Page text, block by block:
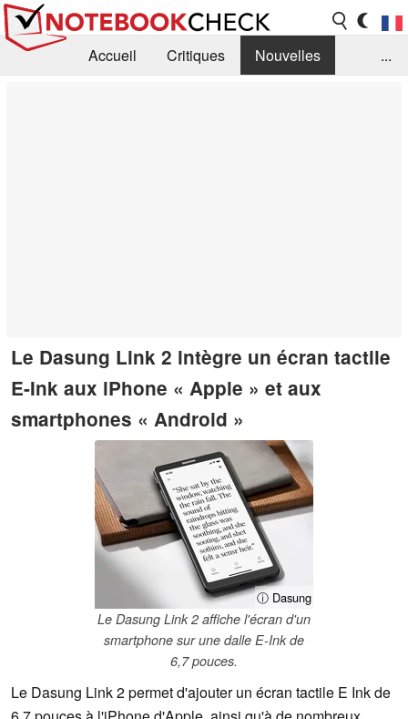
Accueil Critiques
Nouvelles
...
Le Dasung Link 2 intègre un écran tactile
E-Ink aux iPhone « Apple » et aux
smartphones « Android »
ⓘ Dasung
Le Dasung Link 2 affiche l'écran d'un
smartphone sur une dalle E-Ink de
6,7 pouces.
Le Dasung Link 2 permet d'ajouter un écran tactile E Ink de